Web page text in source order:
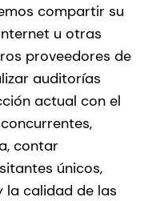
compartir su
u otras
proveedores de
auditorías
actual con el
contar
únicos,
la calidad de las